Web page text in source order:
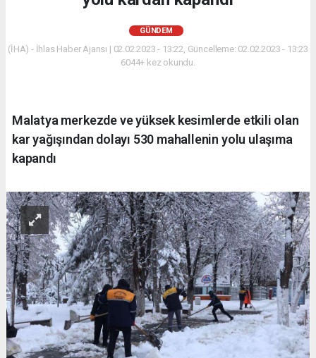
GÜNDEM
(İHA) - İhlas Haber Ajansı | 02.02.2023 - 13:22, Güncelleme: 02.02.2023 - 13:23
6044+ kez okundu.
Malatya merkezde ve yüksek kesimlerde etkili olan
kar yağışından dolayı 530 mahallenin yolu ulaşıma
kapandı